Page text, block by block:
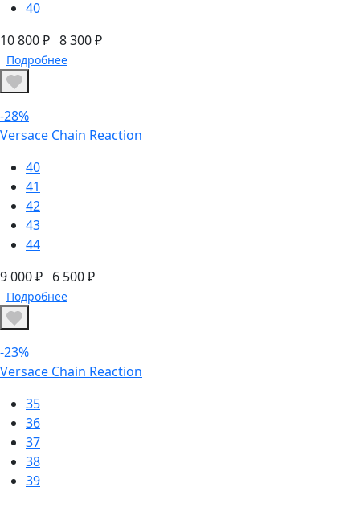
40
10 800 ₽ 8 300 ₽
Подробнее
-28%
Versace Chain Reaction
40
41
42
43
44
9 000 ₽ 6 500 ₽
Подробнее
-23%
Versace Chain Reaction
35
36
37
38
39